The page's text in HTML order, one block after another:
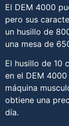
El DEM 4000
pero sus
un husillo de
una mesa de
El husillo de 10
en el DEM
máquina
obtiene una
día.